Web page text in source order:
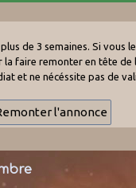
de 3 semaines. Si vous
la faire remonter en tête de
et ne nécéssite pas de